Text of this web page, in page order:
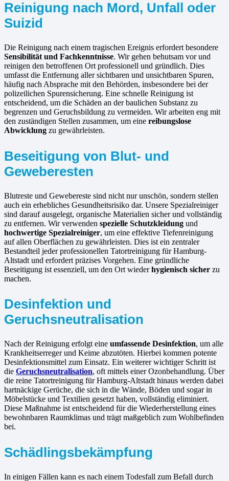
Reinigung nach Mord, Unfall oder
Suizid
Die Reinigung nach einem tragischen Ereignis erfordert besondere
Sensibilität und Fachkenntnisse. Wir gehen behutsam vor und
reinigen den betroffenen Ort professionell und gründlich. Dies
umfasst die Entfernung aller sichtbaren und unsichtbaren Spuren,
häufig nach Absprache mit den Behörden, insbesondere bei der
polizeilichen Spurensicherung. Eine schnelle Reinigung ist
entscheidend, um die Schäden an der baulichen Substanz zu
begrenzen und Geruchsbildung zu vermeiden. Wir arbeiten eng mit
den zuständigen Stellen zusammen, um eine reibungslose
Abwicklung zu gewährleisten.
Beseitigung von Blut- und
Geweberesten
Blutreste und Gewebereste sind nicht nur unschön, sondern stellen
auch ein erhebliches Gesundheitsrisiko dar. Unsere Spezialreiniger
sind darauf ausgelegt, organische Materialien sicher und vollständig
zu entfernen. Wir verwenden spezielle Schutzkleidung und
hochwertige Spezialreiniger, um eine effektive Tiefenreinigung
auf allen Oberflächen zu gewährleisten. Dies ist ein zentraler
Bestandteil jeder professionellen Tatortreinigung für Hamburg-
Altstadt und erfordert präzises Vorgehen. Eine gründliche
Beseitigung ist essenziell, um den Ort wiederhygienisch sicher zu
machen.
Desinfektion und
Geruchsneutralisation
Nach der Reinigung erfolgt eine umfassende Desinfektion, um alle
Krankheitserreger und Keime abzutöten. Hierbei kommen potente
Desinfektionsmittel zum Einsatz. Ein weiterer wichtiger Schritt ist
die Geruchsneutralisation, oft mittels einer Ozonbehandlung. Über
die reine Tatortreinigung für Hamburg-Altstadt hinaus werden dabei
hartnäckige Gerüche, die sich in die Wände, Böden und sogar in
Möbelstücke und Textilien gesetzt haben, vollständig eliminiert.
Diese Maßnahme ist entscheidend für die Wiederherstellung eines
bewohnbaren Raumklimas und trägt maßgeblich zum Wohlbefinden
bei.
Schädlingsbekämpfung
In einigen Fällen kann es nach einem Todesfall zum Befall durch